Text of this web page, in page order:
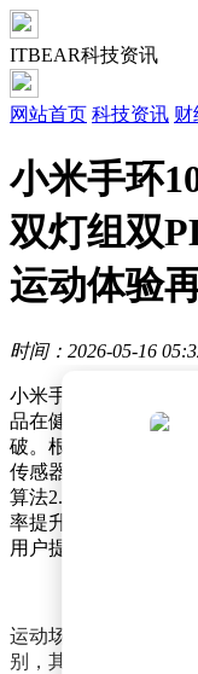
ITBEAR科技资讯
网站首页 科技资讯 财
小米手环
双灯组双
运动体验
时间：2026-05-16
小米手环系列迎来全
品在健康监测精度、
破。根据官方披露的
传感器，将心率监测
算法2.0，使入睡时间
率提升14%，并新增
用户提供更全面的睡
运动场景适配能力显
别，其中专业骑行模